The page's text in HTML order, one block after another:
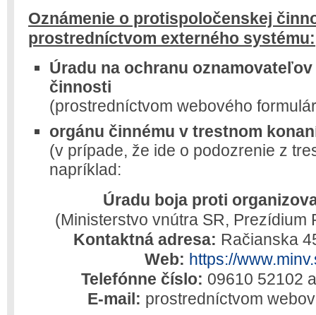
Oznámenie o protispoločenskej
prostredníctvom externého systému:
Úradu na ochranu
činnosti
(prostredníctvom webového
orgánu činnému v trestnom
(v prípade, že ide o podozrenie z
napríklad:
Úradu boja proti
(Ministerstvo vnútra SR, Prezídium
Kontaktná adresa: Račianska
Web: https://
Telefónne číslo: 09610 52102
E-mail: prostredníctvom